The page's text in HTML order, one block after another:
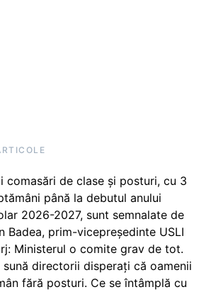
comasări de clase și posturi, cu 3
până la debutul anului
2026-2027, sunt semnalate de
Badea, prim-vicepreședinte USLI
Ministerul o comite grav de tot.
sună directorii disperați că oamenii
fără posturi. Ce se întâmplă cu